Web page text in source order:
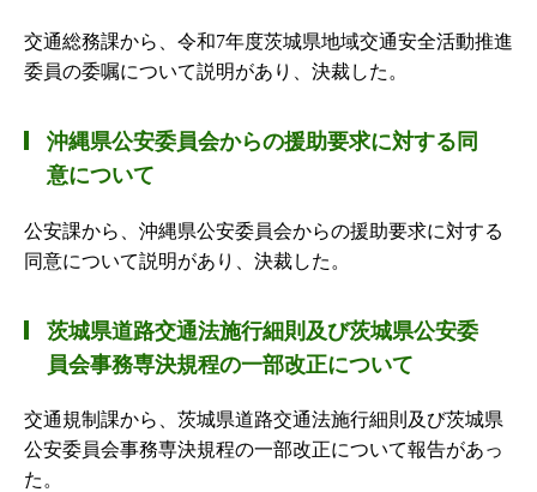
交通総務課から、令和7年度茨城県地域交通安全活動推進
委員の委嘱について説明があり、決裁した。
沖縄県公安委員会からの援助要求に対する同
意について
公安課から、沖縄県公安委員会からの援助要求に対する
同意について説明があり、決裁した。
茨城県道路交通法施行細則及び茨城県公安委
員会事務専決規程の一部改正について
交通規制課から、茨城県道路交通法施行細則及び茨城県
公安委員会事務専決規程の一部改正について報告があっ
た。